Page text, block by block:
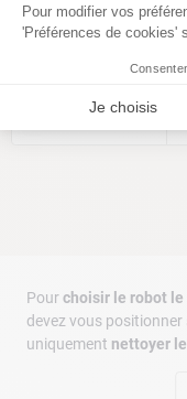
Pourchoisir le robot
devez vous positionner
uniquement nettoyer
câble
Pour modifier vos
'Préférences de cookies'
Je choisis